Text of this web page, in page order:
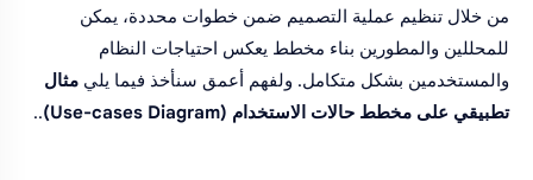
من خلال تنظيم عملية التصميم ضمن خطوات محددة، يمكن
للمحللين والمطورين بناء مخطط يعكس احتياجات النظام
والمستخدمين بشكل متكامل. ولفهم أعمق سنأخذ فيما يلي مثال
تطبيقي على مخطط حالات الاستخدام (Use-cases Diagram)
..